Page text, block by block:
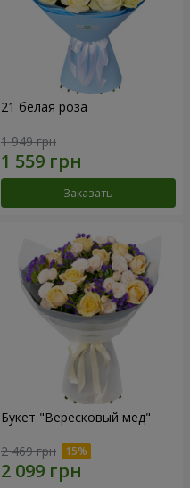
21 белая роза
1 949 грн
Заказать
Букет "Вересковый мед"
2 469 грн